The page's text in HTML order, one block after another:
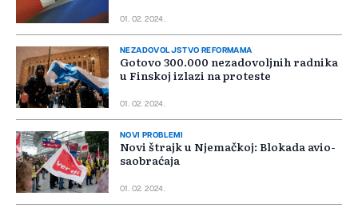
01. 02. 2024.
NEZADOVOLJSTVO REFORMAMA
Gotovo 300.000 nezadovoljnih radnika
u Finskoj izlazi na proteste
01. 02. 2024.
NOVI PROBLEMI
Novi štrajk u Njemačkoj: Blokada avio-
saobraćaja
01. 02. 2024.